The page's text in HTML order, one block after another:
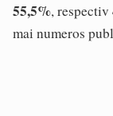
55,5%, respectiv
mai numeros